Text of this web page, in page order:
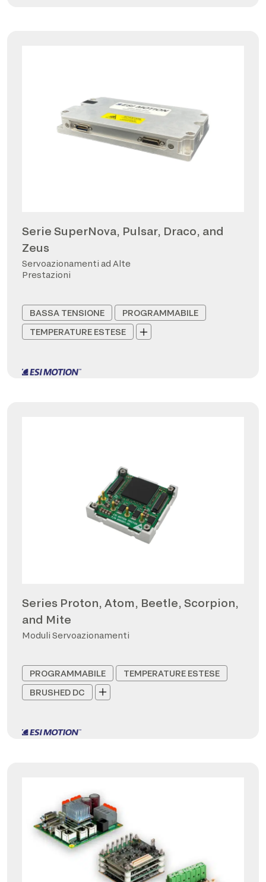
Serie SuperNova, Pulsar, Draco, and
Zeus
Servoazionamenti ad Alte
Prestazioni
BASSA TENSIONE
PROGRAMMABILE
TEMPERATURE ESTESE
Series Proton, Atom, Beetle, Scorpion,
and Mite
Moduli Servoazionamenti
PROGRAMMABILE
TEMPERATURE ESTESE
BRUSHED DC